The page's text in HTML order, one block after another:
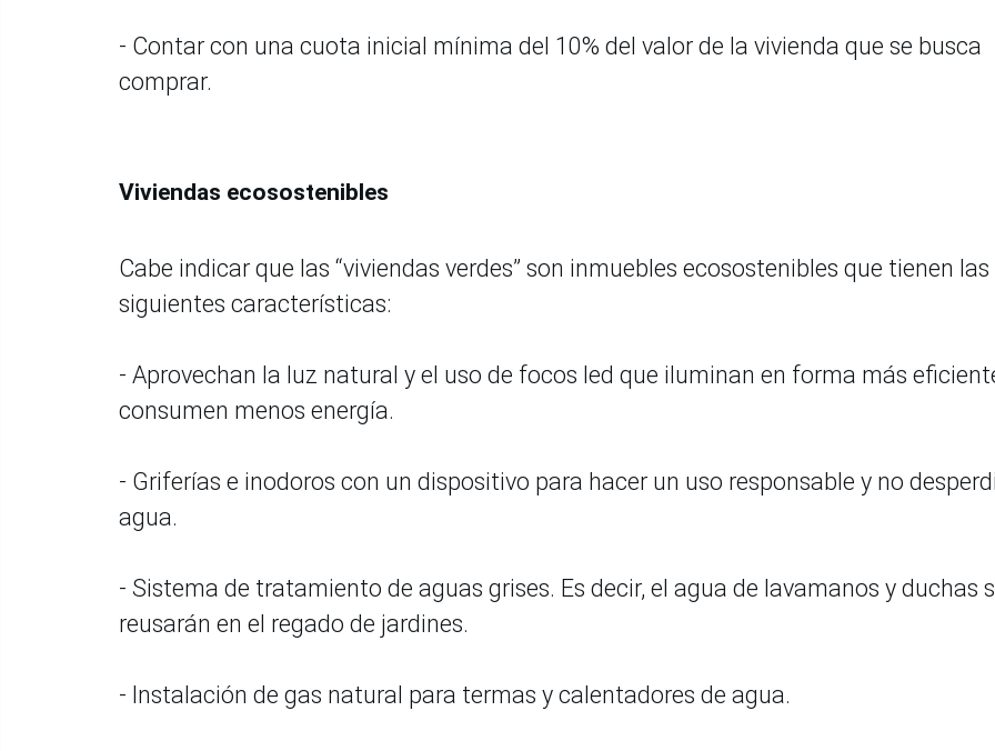
- Contar con una cuota inicial mínima del 10% del valor de la vivienda que se busca
comprar.
Viviendas ecosostenibles
Cabe indicar que las “viviendas verdes” son inmuebles ecosostenibles que tienen las
siguientes características:
- Aprovechan la luz natural y el uso de focos led que iluminan en forma más
consumen menos energía.
- Griferías e inodoros con un dispositivo para hacer un uso responsable y no
agua.
- Sistema de tratamiento de aguas grises. Es decir, el agua de lavamanos y duchas
reusarán en el regado de jardines.
- Instalación de gas natural para termas y calentadores de agua.